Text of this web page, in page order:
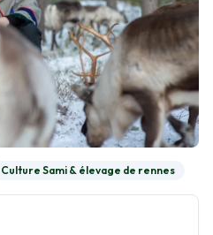
Culture Sami & élevage de rennes